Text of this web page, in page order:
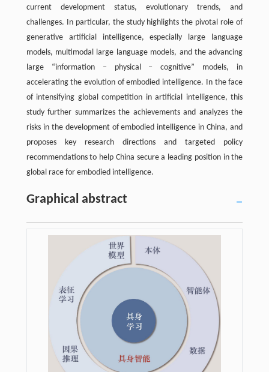
current development status, evolutionary trends, and
challenges. In particular, the study highlights the pivotal role of
generative artificial intelligence, especially large language
models, multimodal large language models, and the advancing
large “information ‒ physical ‒ cognitive” models, in
accelerating the evolution of embodied intelligence. In the face
of intensifying global competition in artificial intelligence, this
study further summarizes the achievements and analyzes the
risks in the development of embodied intelligence in China, and
proposes key research directions and targeted policy
recommendations to help China secure a leading position in the
global race for embodied intelligence.
Graphical abstract